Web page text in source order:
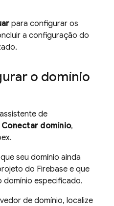
para configurar os
a configuração do
o domínio
de
Conectar domínio,
seu domínio ainda
do Firebase e que
especificado.
de domínio, localize